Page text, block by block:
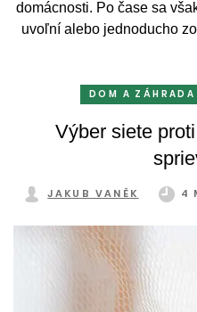
domácnosti. Po čase sa
uvoľní alebo jednoducho
svojpomocne v
DOM A ZÁHRADA
Výber siete
JAKUB VANĚK 4